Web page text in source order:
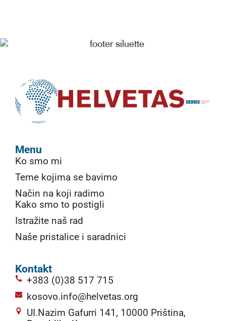
Menu
Ko smo mi
Teme kojima se bavimo
Način na koji radimo
Kako smo to postigli
Istražite naš rad
Naše pristalice i saradnici
Kontakt
+383 (0)38 517 715
kosovo.info@helvetas.org
UI.Nazim Gafurri 141, 10000 Priština,